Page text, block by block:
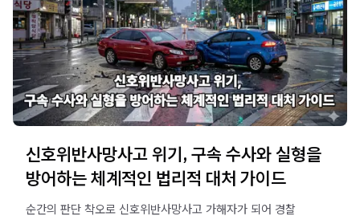
신호위반사망사고 위기, 구속 수사와 실형을
방어하는 체계적인 법리적 대처 가이드
순간의 판단 착오로 신호위반사망사고 가해자가 되어 경찰